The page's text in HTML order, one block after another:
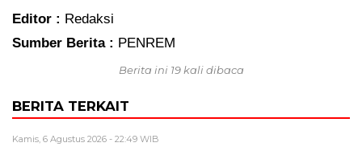
Editor : Redaksi
Sumber Berita : PENREM
Berita ini 19 kali dibaca
BERITA TERKAIT
Kamis, 6 Agustus 2026 - 22:49 WIB